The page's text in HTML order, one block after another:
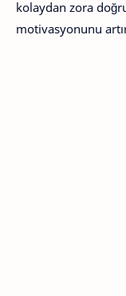
kolaydan zora
motivasyonunu